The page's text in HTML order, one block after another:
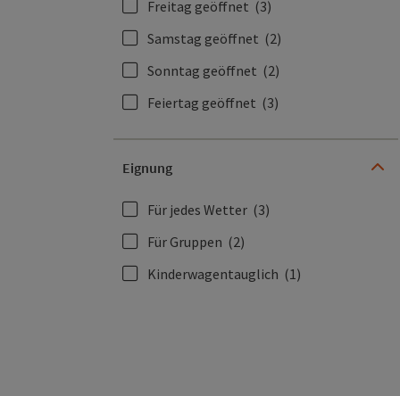
Freitag geöffnet (3)
Samstag geöffnet (2)
Sonntag geöffnet (2)
Feiertag geöffnet (3)
Eignung
Für jedes Wetter (3)
Für Gruppen (2)
Kinderwagentauglich (1)